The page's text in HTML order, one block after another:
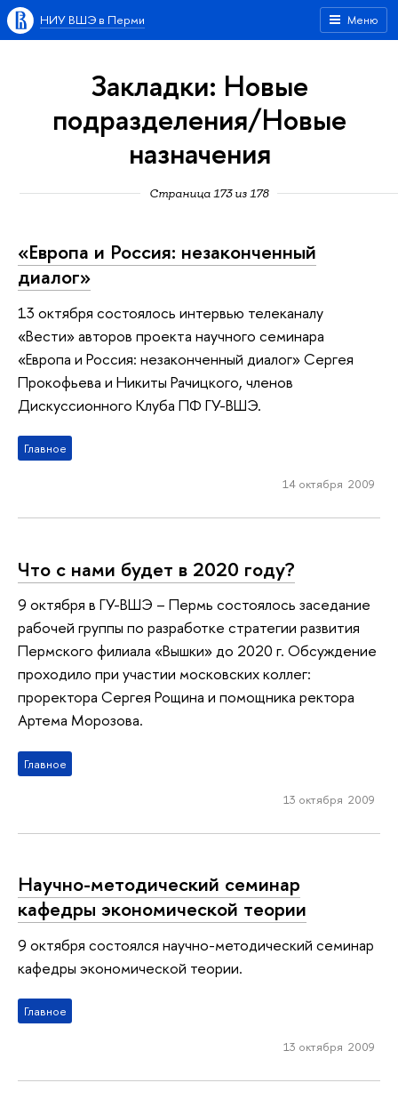
Меню
НИУ ВШЭ в Перми
Закладки: Новые
подразделения/Новые
назначения
Страница 173 из 178
«Европа и Россия: незаконченный
диалог»
13 октября состоялось интервью телеканалу
«Вести» авторов проекта научного семинара
«Европа и Россия: незаконченный диалог» Сергея
Прокофьева и Никиты Рачицкого, членов
Дискуссионного Клуба ПФ ГУ-ВШЭ.
Главное
14 октября 2009
Что с нами будет в 2020 году?
9 октября в ГУ-ВШЭ – Пермь состоялось заседание
рабочей группы по разработке стратегии развития
Пермского филиала «Вышки» до 2020 г. Обсуждение
проходило при участии московских коллег:
проректора Сергея Рощина и помощника ректора
Артема Морозова.
Главное
13 октября 2009
Научно-методический семинар
кафедры экономической теории
9 октября состоялся научно-методический семинар
кафедры экономической теории.
Главное
13 октября 2009